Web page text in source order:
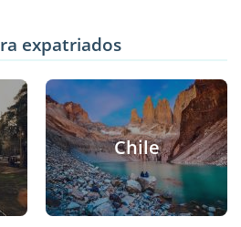
expatriados
Chile